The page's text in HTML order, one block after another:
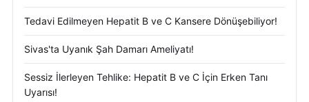
Tedavi Edilmeyen Hepatit B ve C Kansere Dönüşebiliyor!
Sivas'ta Uyanık Şah Damarı Ameliyatı!
Sessiz İlerleyen Tehlike: Hepatit B ve C İçin Erken Tanı
Uyarısı!